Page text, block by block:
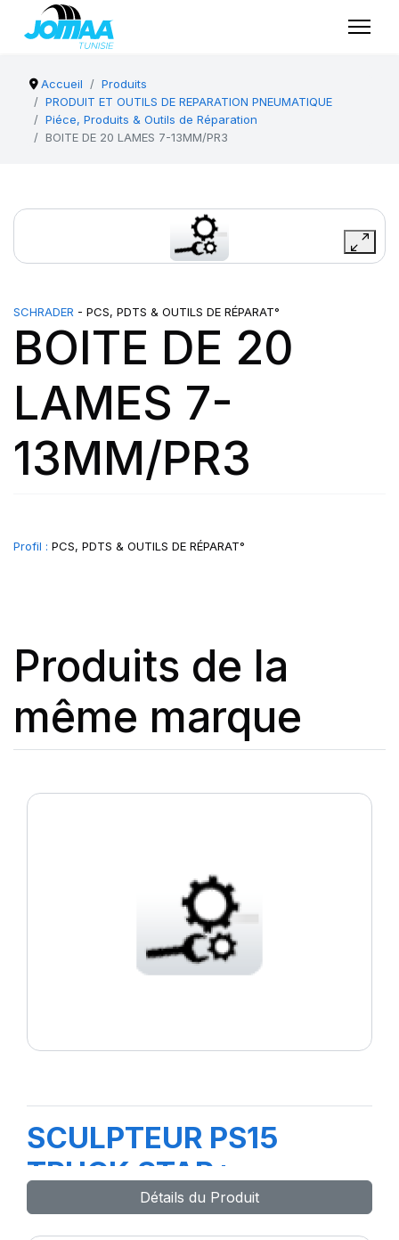
Accueil
Produits
PRODUIT ET OUTILS DE REPARATION PNEUMATIQUE
Piéce, Produits & Outils de Réparation
BOITE DE 20 LAMES 7-13MM/PR3
SCHRADER - PCS, PDTS & OUTILS DE RÉPARAT°
BOITE DE 20
LAMES 7-
13MM/PR3
Profil : PCS, PDTS & OUTILS DE RÉPARAT°
Produits de la
même marque
SCULPTEUR PS15
TRUCK STAR+
Détails du Produit